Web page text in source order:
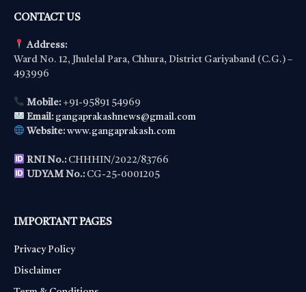
CONTACT US
Address:
Ward No. 12, Jhulelal Para, Chhura, District Gariyaband (C.G.) –
493996
Mobile:+91-95891 54969
Email: gangaprakashnews@gmail.com
Website: www.gangaprakash.com
RNI No.:CHHHIN/2022/83766
UDYAM No.:CG-25-0001205
IMPORTANT PAGES
Privacy Policy
Disclaimer